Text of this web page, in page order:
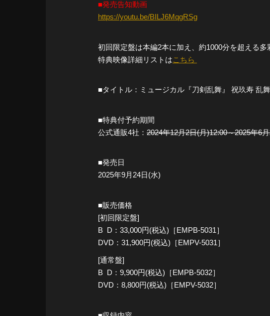
■発売告知動画
https://youtu.be/BILJ6MqgRSg
初回限定盤は本編2本に加え、約1000分を超える多
特典映像詳細リストはこちら
■タイトル：ミュージカル『刀剣乱舞』 祝玖寿 乱
■特典付予約期間
公式通販4社： 2024年12月2日(月)12:00～2025年6
■発売日
2025年9月24日(水)
■販売価格
[初回限定盤]
B D：33,000円(税込)［EMPB-5031］
DVD：31,900円(税込)［EMPV-5031］
[通常盤]
B D：9,900円(税込)［EMPB-5032］
DVD：8,800円(税込)［EMPV-5032］